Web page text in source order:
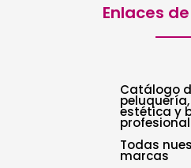
Enlaces
Catálogo
peluquería,
estética y
profesional
Todas
marcas